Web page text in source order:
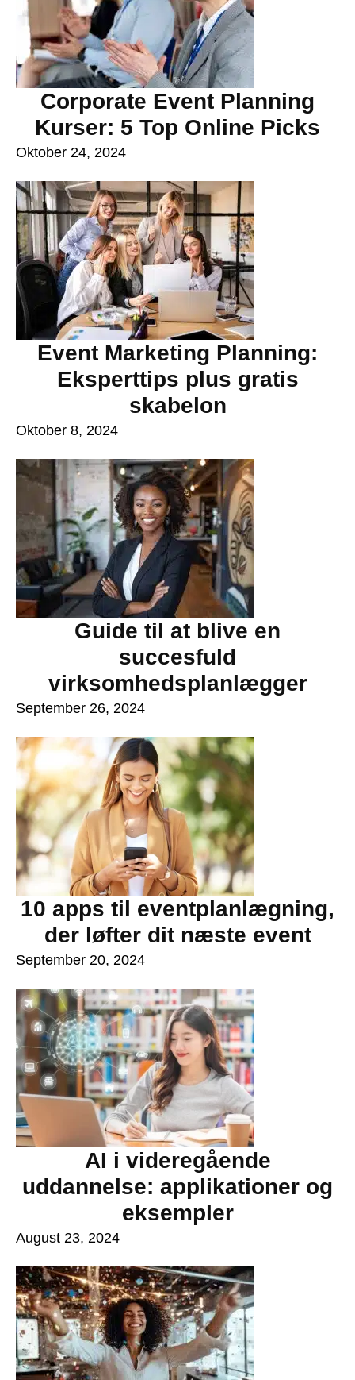
Corporate Event Planning
Kurser: 5 Top Online Picks
Oktober 24, 2024
Event Marketing Planning:
Eksperttips plus gratis
skabelon
Oktober 8, 2024
Guide til at blive en
succesfuld
virksomhedsplanlægger
September 26, 2024
10 apps til eventplanlægning,
der løfter dit næste event
September 20, 2024
AI i videregående
uddannelse: applikationer og
eksempler
August 23, 2024